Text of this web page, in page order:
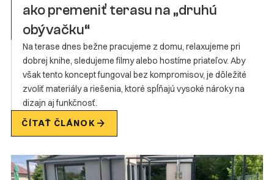
ako premeniť terasu na „druhú
obývačku“
Na terase dnes bežne pracujeme z domu, relaxujeme pri
dobrej knihe, sledujeme filmy alebo hostíme priateľov. Aby
však tento koncept fungoval bez kompromisov, je dôležité
zvoliť materiály a riešenia, ktoré spĺňajú vysoké nároky na
dizajn aj funkčnosť.
ČÍTAŤ ČLÁNOK